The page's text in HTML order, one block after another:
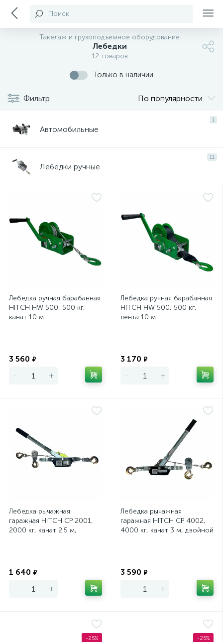
Поиск
Такелаж и грузоподъемное оборудование
Лебедки
12 товаров
Только в наличии
Фильтр По популярности
1
Автомобильные
11
Лебедки ручные
Лебедка ручная барабанная
HITCH HW 500, 500 кг,
канат 10 м
3 560 ₽
- +
Лебедка ручная барабанная
HITCH HW 500, 500 кг,
лента 10 м
3 170 ₽
- +
Лебедка рычажная
гаражная HITCH CP 2001,
2000 кг, канат 2.5 м,
1 640 ₽
- +
Лебедка рычажная
гаражная HITCH CP 4002,
4000 кг, канат 3 м, двойной
3 590 ₽
- +
-25% -25%